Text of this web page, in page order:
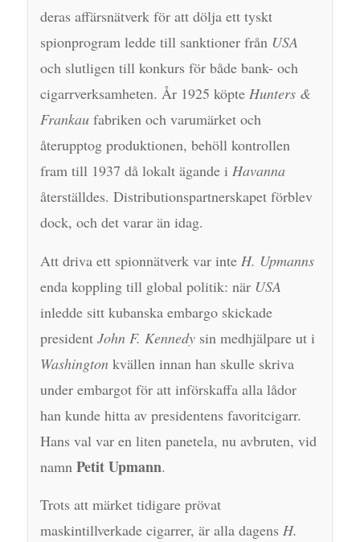
deras affärsnätverk för att dölja ett tyskt
spionprogram ledde till sanktioner från USA
och slutligen till konkurs för både bank- och
cigarrverksamheten. År 1925 köpte Hunters &
Frankaufabriken och varumärket och
återupptog produktionen, behöll kontrollen
fram till 1937 då lokalt ägande i Havanna
återställdes. Distributionspartnerskapet förblev
dock, och det varar än idag.
Att driva ett spionnätverk var inte H. Upmanns
enda koppling till global politik: när USA
inledde sitt kubanska embargo skickade
president John F. Kennedysin medhjälpare ut i
Washington kvällen innan han skulle skriva
under embargot för att införskaffa alla lådor
han kunde hitta av presidentens favoritcigarr.
Hans val var en liten panetela, nu avbruten, vid
namn Petit Upmann.
Trots att märket tidigare prövat
maskintillverkade cigarrer, är alla dagens H.